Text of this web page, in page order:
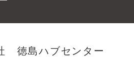
徳島ハブセンター